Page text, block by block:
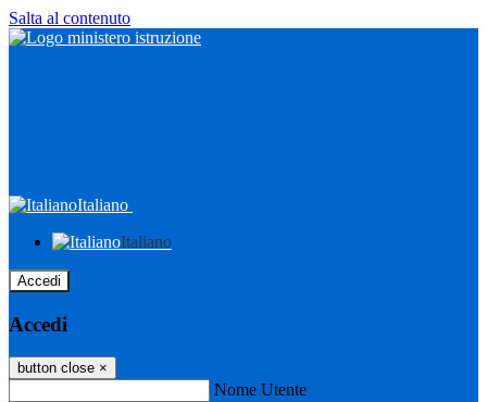
Salta al contenuto
Italiano
Italiano
Accedi
Accedi
button close ×
Nome Utente